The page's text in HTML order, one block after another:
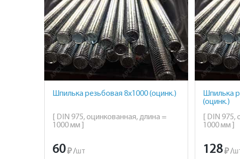
Шпилька резьбовая 8х1000 (оцинк.)
[ DIN 975, оцинкованная, длина =
1000 мм ]
60₽ /шт
Шпилька
(оцинк.)
[ DIN
1000 мм ]
128 ₽ /